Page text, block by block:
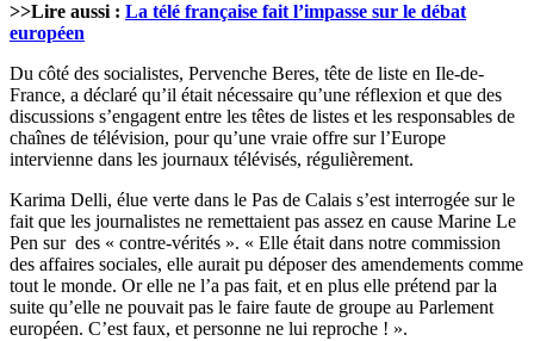
>>Lire aussi : La télé française fait l’impasse sur le débat
européen
Du côté des socialistes, Pervenche Beres, tête de liste en Ile-de-
France, a déclaré qu’il était nécessaire qu’une réflexion et que des
discussions s’engagent entre les têtes de listes et les responsables de
chaînes de télévision, pour qu’une vraie offre sur l’Europe
intervienne dans les journaux télévisés, régulièrement.
Karima Delli, élue verte dans le Pas de Calais s’est interrogée sur le
fait que les journalistes ne remettaient pas assez en cause Marine Le
Pen sur des « contre-vérités ». « Elle était dans notre commission
des affaires sociales, elle aurait pu déposer des amendements comme
tout le monde. Or elle ne l’a pas fait, et en plus elle prétend par la
suite qu’elle ne pouvait pas le faire faute de groupe au Parlement
européen. C’est faux, et personne ne lui reproche ! ».